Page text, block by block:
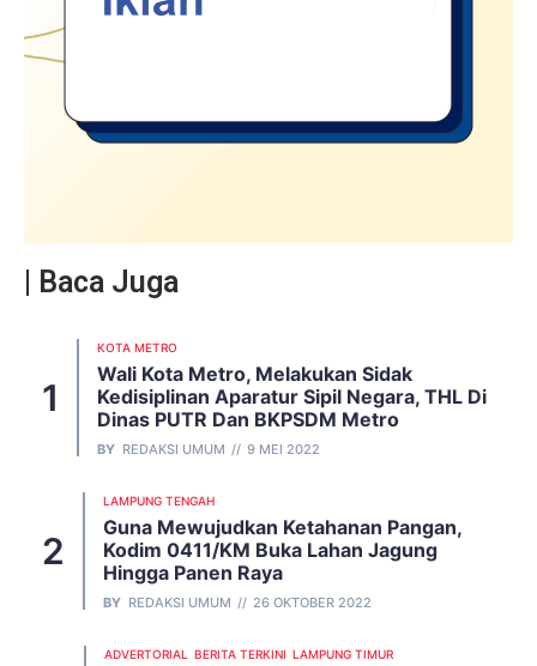
| Baca Juga
KOTA METRO
Wali Kota Metro, Melakukan Sidak
Kedisiplinan Aparatur Sipil Negara, THL Di
Dinas PUTR Dan BKPSDM Metro
BY REDAKSI UMUM 9 MEI 2022
LAMPUNG TENGAH
Guna Mewujudkan Ketahanan Pangan,
Kodim 0411/KM Buka Lahan Jagung
Hingga Panen Raya
BY REDAKSI UMUM 26 OKTOBER 2022
ADVERTORIAL BERITA TERKINI LAMPUNG TIMUR